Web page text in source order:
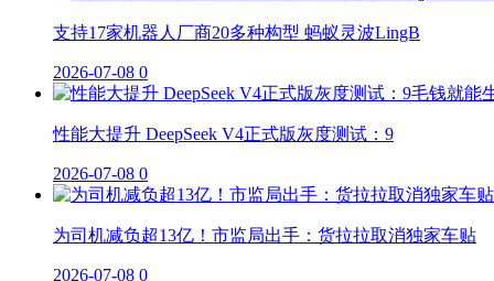
支持17家机器人厂商20多种构型 蚂蚁灵波LingB
2026-07-08 0
性能大提升 DeepSeek V4正式版灰度测试：9
2026-07-08 0
为司机减负超13亿！市监局出手：货拉拉取消独家车贴
2026-07-08 0